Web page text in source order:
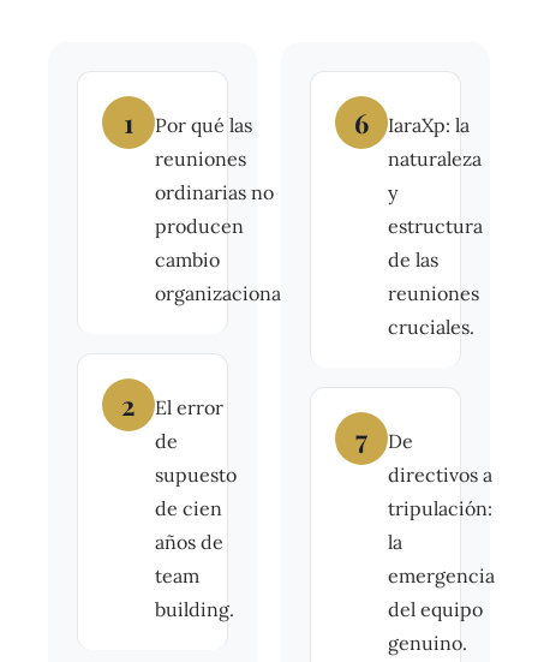
1
Por qué las
reuniones
ordinarias no
producen
cambio
organizacional.
2
El error
de
supuesto
de cien
años de
team
building.
6
IaraXp: la
naturaleza
y
estructura
de las
reuniones
cruciales.
7
De
directivos a
tripulación:
la
emergencia
del equipo
genuino.